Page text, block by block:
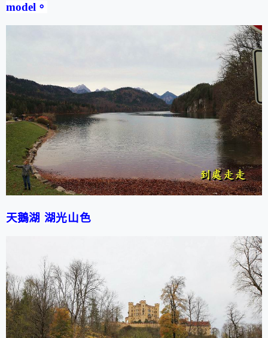
model。
天鵝湖湖光山色